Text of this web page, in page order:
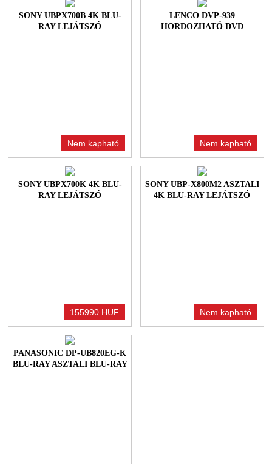
SONY UBPX700B 4K BLU-
RAY LEJÁTSZÓ
Nem kapható
LENCO DVP-939
HORDOZHATÓ DVD
Nem kapható
SONY UBPX700K 4K BLU-
RAY LEJÁTSZÓ
155990 HUF
SONY UBP-X800M2 ASZTALI
4K BLU-RAY LEJÁTSZÓ
Nem kapható
PANASONIC DP-UB820EG-K
BLU-RAY ASZTALI BLU-RAY